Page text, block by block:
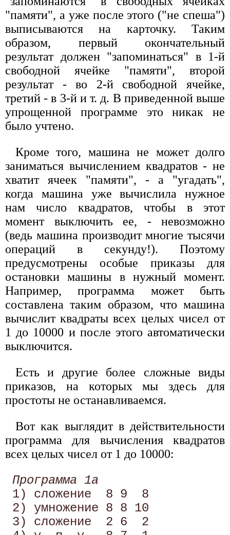
"памяти", а уже после этого ("не спеша")
выписываются на карточку. Таким
образом, первый окончательный
результат должен "запоминаться" в 1-й
свободной ячейке "памяти", второй
результат - во 2-й свободной ячейке,
третий - в 3-й и т. д. В приведенной выше
упрощенной программе это никак не
было учтено.
Кроме того, машина не может долго
заниматься вычислением квадратов - не
хватит ячеек "памяти", - а "угадать",
когда машина уже вычислила нужное
нам число квадратов, чтобы в этот
момент выключить ее, - невозможно
(ведь машина производит многие тысячи
операций в секунду!). Поэтому
предусмотрены особые приказы для
остановки машины в нужный момент.
Например, программа может быть
составлена таким образом, что машина
вычислит квадраты всех целых чисел от
1 до 10000 и после этого автоматически
выключится.
Есть и другие более сложные виды
приказов, на которых мы здесь для
простоты не останавливаемся.
Вот как выглядит в действительности
программа для вычисления квадратов
всех целых чисел от 1 до 10000:
Программа 1а
1) сложение  8 9  8
2) умножение 8 8 10
3) сложение  2 6  2